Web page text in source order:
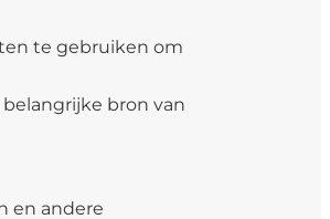
te gebruiken om
bron van
en andere